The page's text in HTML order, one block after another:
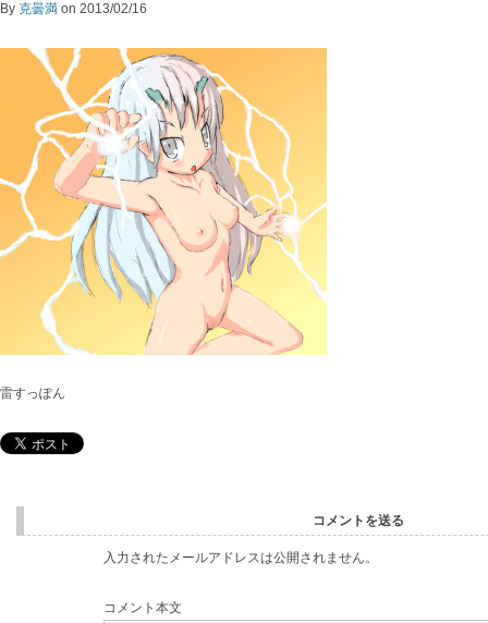
By 克曇満 on 2013/02/16
雷すっぽん
コメントを送る
入力されたメールアドレスは公開されません。
コメント本文